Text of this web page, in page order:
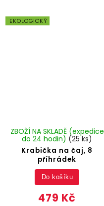
EKOLOGICKÝ
Krabička na čaj, 8
příhrádek
ZBOŽÍ NA SKLADĚ (expedice
do 24 hodin) (25 ks)
479 Kč
Do košíku